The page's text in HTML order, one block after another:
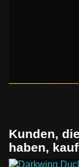
Kunden,
haben,